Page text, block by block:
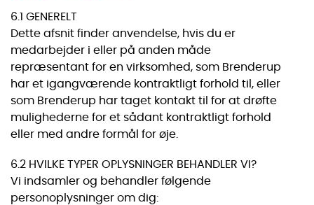
6.1 GENERELT
Dette afsnit finder anvendelse, hvis du er
medarbejder i eller på anden måde
repræsentant for en virksomhed, som Brenderup
har et igangværende kontraktligt forhold til, eller
som Brenderup har taget kontakt til for at drøfte
mulighederne for et sådant kontraktligt forhold
eller med andre formål for øje.
6.2 HVILKE TYPER OPLYSNINGER BEHANDLER VI?
Vi indsamler og behandler følgende
personoplysninger om dig: